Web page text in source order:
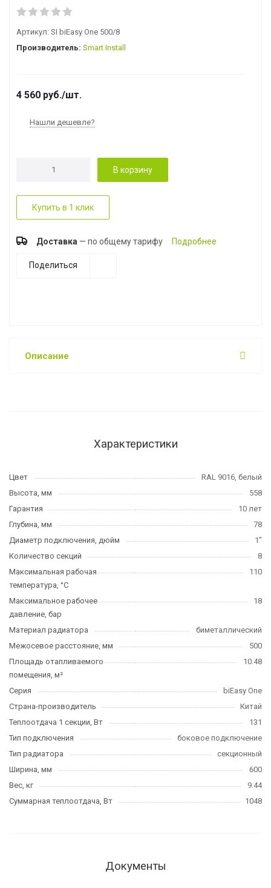
Артикул: SI biEasy One 500/8
Производитель: Smart Install
4 560 руб./шт.
Нашли дешевле?
В корзину
Купить в 1 клик
Доставка — по общему тарифу Подробнее
Поделиться
Описание
Характеристики
Цвет
RAL 9016, белый
Высота, мм
558
Гарантия
10 лет
Глубина, мм
78
Диаметр подключения, дюйм
1"
Количество секций
8
Максимальная рабочая
температура, °C
110
Максимальное рабочее
давление, бар
18
Материал радиатора
биметаллический
Межосевое расстояние, мм
500
Площадь отапливаемого
помещения, м²
10.48
Серия
biEasy One
Страна-производитель
Китай
Теплоотдача 1 секции, Вт
131
Тип подключения
боковое подключение
Тип радиатора
секционный
Ширина, мм
600
Вес, кг
9.44
Суммарная теплоотдача, Вт
1048
Документы